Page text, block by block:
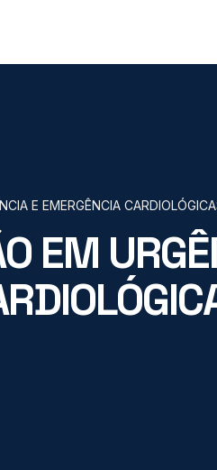
E EMERGÊNCIA
EM